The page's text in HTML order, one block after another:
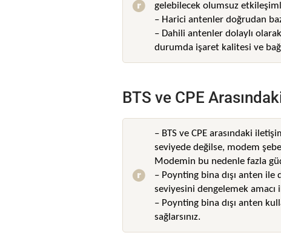
gelebilecek olumsuz
– Harici antenler doğrudan
– Dahili antenler dolaylı
durumda işaret kalitesi ve
BTS ve CPE
– BTS ve CPE arasındaki
seviyede değilse, modem
Modemin bu nedenle fazla
– Poynting bina dışı anten ile
seviyesini dengelemek
– Poynting bina dışı anten
sağlarsınız.